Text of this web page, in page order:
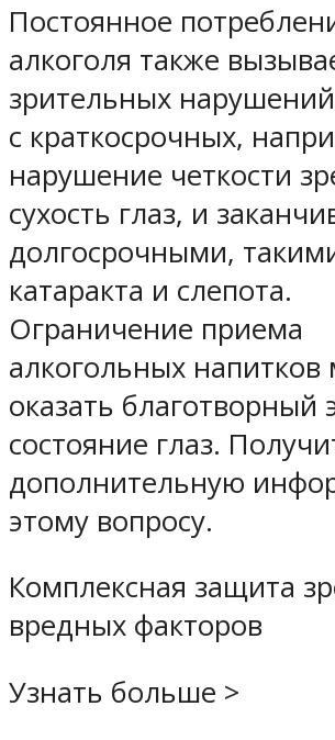
Постоянное
алкоголя также
зрительных
с краткосрочных,
нарушение четкости
сухость глаз, и
долгосрочными,
катаракта и слепота.
Ограничение приема
алкогольных напитков
оказать благотворный
состояние глаз.
дополнительную
этому вопросу.
Комплексная защита
вредных факторов
Узнать больше >